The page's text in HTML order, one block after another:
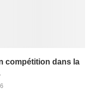
compétition dans la